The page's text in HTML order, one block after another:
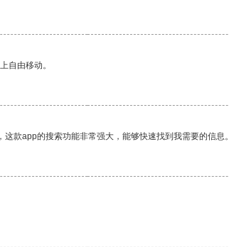
自由移动。
款app的搜索功能非常强大，能够快速找到我需要的信息。